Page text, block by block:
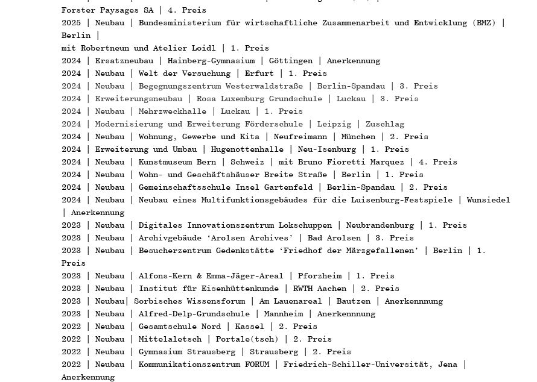
Forster Paysages SA | 4. Preis
2025 | Neubau | Bundesministerium für wirtschaftliche Zusammenarbeit und Entwicklung (BMZ) |
Berlin |
mit Robertneun und Atelier Loidl | 1. Preis
2024 | Ersatzneubau | Hainberg-Gymnasium | Göttingen | Anerkennung
2024 | Neubau | Welt der Versuchung | Erfurt | 1. Preis
2024 | Neubau | Begegnungszentrum Westerwaldstraße | Berlin-Spandau | 3. Preis
2024 | Erweiterungsneubau | Rosa Luxemburg Grundschule | Luckau | 3. Preis
2024 | Neubau | Mehrzweckhalle | Luckau | 1. Preis
2024 | Modernisierung und Erweiterung Förderschule | Leipzig | Zuschlag
2024 | Neubau | Wohnung, Gewerbe und Kita | Neufreimann | München | 2. Preis
2024 | Erweiterung und Umbau | Hugenottenhalle | Neu-Isenburg | 1. Preis
2024 | Neubau | Kunstmuseum Bern | Schweiz | mit Bruno Fioretti Marquez | 4. Preis
2024 | Neubau | Wohn- und Geschäftshäuser Breite Straße | Berlin | 1. Preis
2024 | Neubau | Gemeinschaftsschule Insel Gartenfeld | Berlin-Spandau | 2. Preis
2024 | Neubau | Neubau eines Multifunktionsgebäudes für die Luisenburg-Festspiele | Wunsiedel
| Anerkennung
2023 | Neubau | Digitales Innovationszentrum Lokschuppen | Neubrandenburg | 1. Preis
2023 | Neubau | Archivgebäude ‘Arolsen Archives’ | Bad Arolsen | 3. Preis
2023 | Neubau | Besucherzentrum Gedenkstätte ‘Friedhof der Märzgefallenen’ | Berlin | 1.
Preis
2023 | Neubau | Alfons-Kern & Emma-Jäger-Areal | Pforzheim | 1. Preis
2023 | Neubau | Institut für Eisenhüttenkunde | RWTH Aachen | 2. Preis
2023 | Neubau| Sorbisches Wissensforum | Am Lauenareal | Bautzen | Anerkennnung
2023 | Neubau | Alfred-Delp-Grundschule | Mannheim | Anerkennnung
2022 | Neubau | Gesamtschule Nord | Kassel | 2. Preis
2022 | Neubau | Mittelaletsch | Portale(tsch) | 2. Preis
2022 | Neubau | Gymnasium Strausberg | Strausberg | 2. Preis
2022 | Neubau | Kommunikationszentrum FORUM | Friedrich-Schiller-Universität, Jena |
Anerkennung